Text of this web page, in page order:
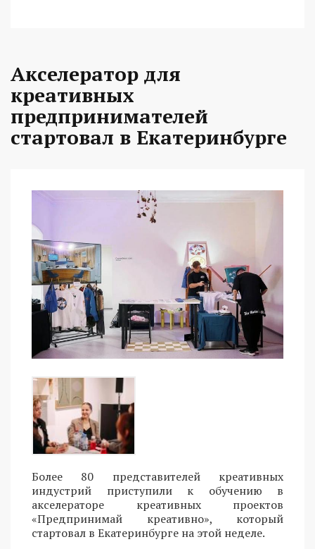
Акселератор для
креативных
предпринимателей
стартовал в Екатеринбурге
Более 80 представителей креативных
индустрий приступили к обучению в
акселераторе креативных проектов
«Предпринимай креативно», который
стартовал в Екатеринбурге на этой неделе.